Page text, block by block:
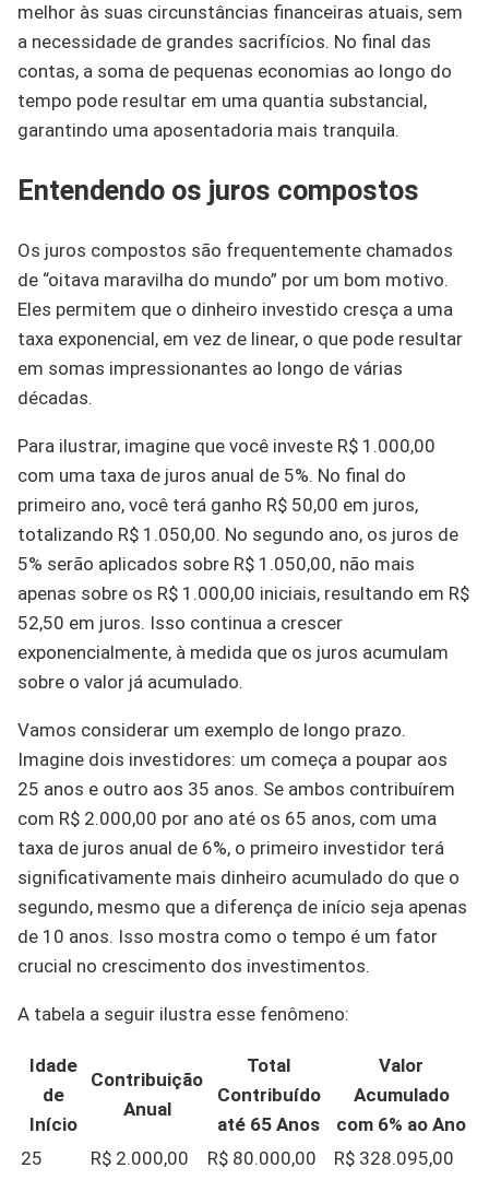
melhor às suas circunstâncias financeiras atuais, sem
a necessidade de grandes sacrifícios. No final das
contas, a soma de pequenas economias ao longo do
tempo pode resultar em uma quantia substancial,
garantindo uma aposentadoria mais tranquila.
Entendendo os juros compostos
Os juros compostos são frequentemente chamados
de “oitava maravilha do mundo” por um bom motivo.
Eles permitem que o dinheiro investido cresça a uma
taxa exponencial, em vez de linear, o que pode resultar
em somas impressionantes ao longo de várias
décadas.
Para ilustrar, imagine que você investe R$ 1.000,00
com uma taxa de juros anual de 5%. No final do
primeiro ano, você terá ganho R$ 50,00 em juros,
totalizando R$ 1.050,00. No segundo ano, os juros de
5% serão aplicados sobre R$ 1.050,00, não mais
apenas sobre os R$ 1.000,00 iniciais, resultando em R$
52,50 em juros. Isso continua a crescer
exponencialmente, à medida que os juros acumulam
sobre o valor já acumulado.
Vamos considerar um exemplo de longo prazo.
Imagine dois investidores: um começa a poupar aos
25 anos e outro aos 35 anos. Se ambos contribuírem
com R$ 2.000,00 por ano até os 65 anos, com uma
taxa de juros anual de 6%, o primeiro investidor terá
significativamente mais dinheiro acumulado do que o
segundo, mesmo que a diferença de início seja apenas
de 10 anos. Isso mostra como o tempo é um fator
crucial no crescimento dos investimentos.
A tabela a seguir ilustra esse fenômeno:
Idade
de
Início
Contribuição
Anual
Total
Contribuído
até 65 Anos
Valor
Acumulado
com 6% ao Ano
25
R$ 2.000,00 R$ 80.000,00 R$ 328.095,00